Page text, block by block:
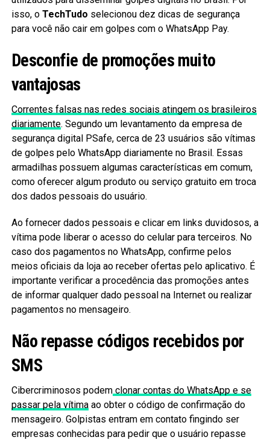
isso, o TechTudo selecionou dez dicas de segurança
para você não cair em golpes com o WhatsApp Pay.
Desconfie de promoções muito
vantajosas
Correntes falsas nas redes sociais atingem os brasileiros
diariamente. Segundo um levantamento da empresa de
segurança digital PSafe, cerca de 23 usuários são vítimas
de golpes pelo WhatsApp diariamente no Brasil. Essas
armadilhas possuem algumas características em comum,
como oferecer algum produto ou serviço gratuito em troca
dos dados pessoais do usuário.
Ao fornecer dados pessoais e clicar em links duvidosos, a
vítima pode liberar o acesso do celular para terceiros. No
caso dos pagamentos no WhatsApp, confirme pelos
meios oficiais da loja ao receber ofertas pelo aplicativo. É
importante verificar a procedência das promoções antes
de informar qualquer dado pessoal na Internet ou realizar
pagamentos no mensageiro.
Não repasse códigos recebidos por
SMS
Cibercriminosos podemclonar contas do WhatsApp e se
passar pela vítimaao obter o código de confirmação do
mensageiro. Golpistas entram em contato fingindo ser
empresas conhecidas para pedir que o usuário repasse